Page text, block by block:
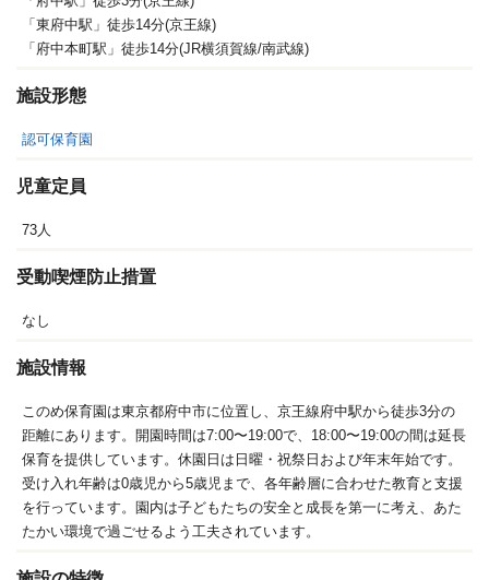
「東府中駅」徒歩14分(京王線)
「府中本町駅」徒歩14分(JR横須賀線/南武線)
施設形態
認可保育園
児童定員
73人
受動喫煙防止措置
なし
施設情報
このめ保育園は東京都府中市に位置し、京王線府中駅から徒歩3分の
距離にあります。開園時間は7:00〜19:00で、18:00〜19:00の間は延長
保育を提供しています。休園日は日曜・祝祭日および年末年始です。
受け入れ年齢は0歳児から5歳児まで、各年齢層に合わせた教育と支援
を行っています。園内は子どもたちの安全と成長を第一に考え、あた
たかい環境で過ごせるよう工夫されています。